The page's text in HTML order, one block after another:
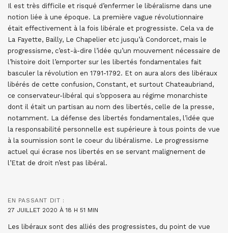
Il est très difficile et risqué d’enfermer le libéralisme dans une
notion liée à une époque. La première vague révolutionnaire
était effectivement à la fois libérale et progressiste. Cela va de
La Fayette, Bailly, Le Chapelier etc jusqu’à Condorcet, mais le
progressisme, c’est-à-dire l’idée qu’un mouvement nécessaire de
l’histoire doit l’emporter sur les libertés fondamentales fait
basculer la révolution en 1791-1792. Et on aura alors des libéraux
libérés de cette confusion, Constant, et surtout Chateaubriand,
ce conservateur-libéral qui s’opposera au régime monarchiste
dont il était un partisan au nom des libertés, celle de la presse,
notamment. La défense des libertés fondamentales, l’idée que
la responsabilité personnelle est supérieure à tous points de vue
à la soumission sont le coeur du libéralisme. Le progressisme
actuel qui écrase nos libertés en se servant malignement de
l’Etat de droit n’est pas libéral.
EN PASSANT DIT :
27 JUILLET 2020 À 18 H 51 MIN
Les libéraux sont des alliés des progressistes, du point de vue